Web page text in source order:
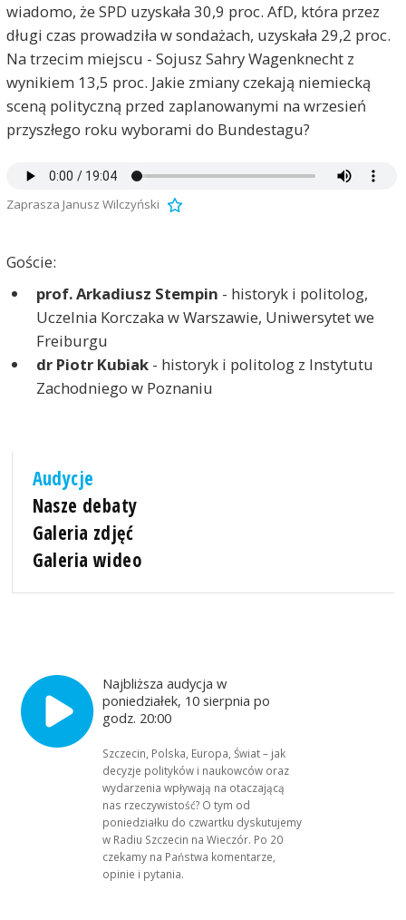
wiadomo, że SPD uzyskała 30,9 proc. AfD, która przez
długi czas prowadziła w sondażach, uzyskała 29,2 proc.
Na trzecim miejscu - Sojusz Sahry Wagenknecht z
wynikiem 13,5 proc. Jakie zmiany czekają niemiecką
sceną polityczną przed zaplanowanymi na wrzesień
przyszłego roku wyborami do Bundestagu?
Zaprasza Janusz Wilczyński
Goście:
prof. Arkadiusz Stempin - historyk i politolog,
Uczelnia Korczaka w Warszawie, Uniwersytet we
Freiburgu
dr Piotr Kubiak- historyk i politolog z Instytutu
Zachodniego w Poznaniu
Audycje
Nasze debaty
Galeria zdjęć
Galeria wideo
Najbliższa audycja w
poniedziałek, 10 sierpnia po
godz. 20:00
Szczecin, Polska, Europa, Świat – jak
decyzje polityków i naukowców oraz
wydarzenia wpływają na otaczającą
nas rzeczywistość? O tym od
poniedziałku do czwartku dyskutujemy
w Radiu Szczecin na Wieczór. Po 20
czekamy na Państwa komentarze,
opinie i pytania.